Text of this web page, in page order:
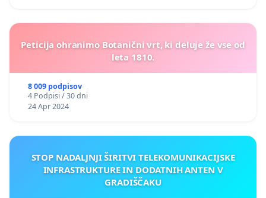
Peticija ohranimo Botanični vrt, ki deluje že vse od
leta 1810.
8 009 podpisov
4 Podpisi / 30 dni
24 Apr 2024
STOP NADALJNJI ŠIRITVI TELEKOMUNIKACIJSKE
INFRASTRUKTURE IN DODATNIH ANTEN V
GRADIŠČAKU